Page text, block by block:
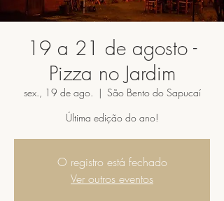
19 a 21 de agosto -
Pizza no Jardim
sex., 19 de ago.
  |
São Bento do Sapucaí
Última edição do ano!
O registro está fechado
Ver outros eventos